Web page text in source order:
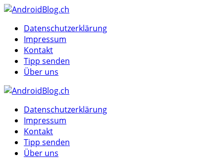
Menu
MenuDatenschutzerklärung
Impressum
Kontakt
Tipp senden
Über uns
Datenschutzerklärung
Impressum
Kontakt
Tipp senden
Über uns